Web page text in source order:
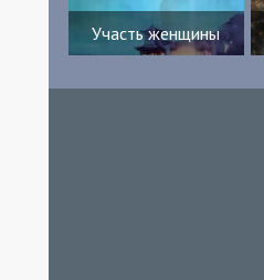
Shawn Wells
Saltmarsh Sabrina
Brown Jordan
Участь женщины